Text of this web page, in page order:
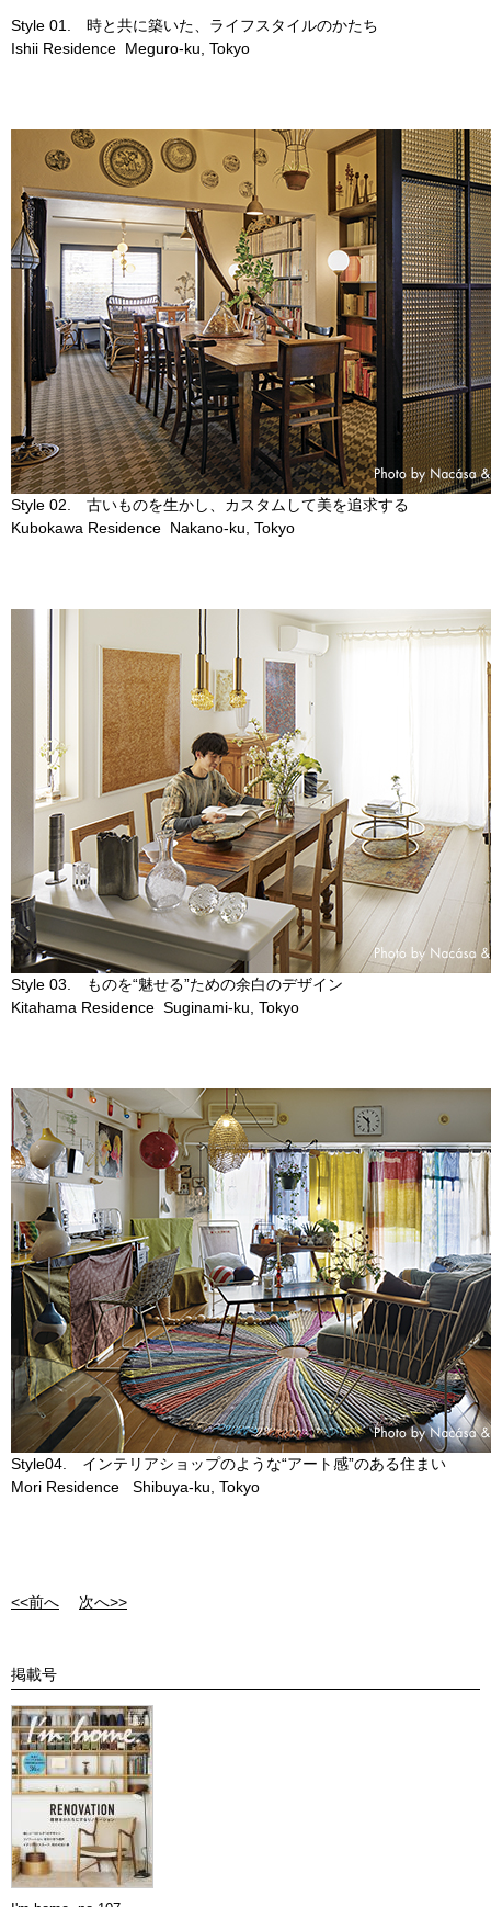
Style 01. 時と共に築いた、ライフスタイルのかたち
Ishii Residence Meguro-ku, Tokyo
Style 02. 古いものを生かし、カスタムして美を追求する
Kubokawa Residence Nakano-ku, Tokyo
Style 03. ものを“魅せる”ための余白のデザイン
Kitahama Residence Suginami-ku, Tokyo
Style04. インテリアショップのような“アート感”のある住まい
Mori Residence Shibuya-ku, Tokyo
<<前へ 次へ>>
掲載号